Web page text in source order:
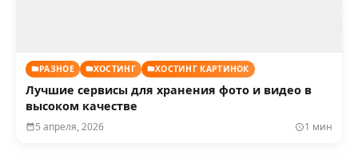
РАЗНОЕ ХОСТИНГ ХОСТИНГ КАРТИНОК
Лучшие сервисы для хранения фото и видео в
высоком качестве
5 апреля, 2026 1 мин